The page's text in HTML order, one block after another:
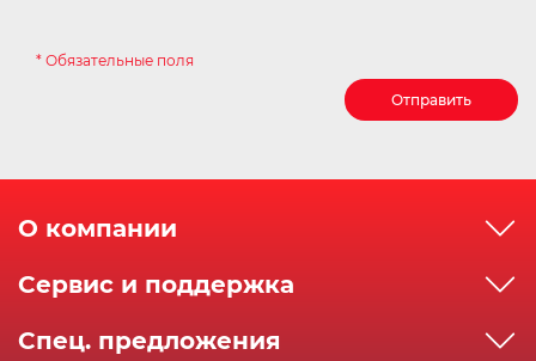
* Обязательные поля
Отправить
О компании
Сервисный центр
Сервис и поддержка
Спец. предложения